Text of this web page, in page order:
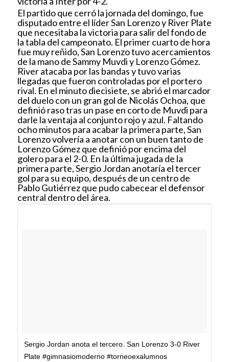
El partido que cerró la jornada del domingo, fue
disputado entre el líder San Lorenzo y River Plate
que necesitaba la victoria para salir del fondo de
la tabla del campeonato. El primer cuarto de hora
fue muy reñido, San Lorenzo tuvo acercamientos
de la mano de Sammy Muvdi y Lorenzo Gómez.
River atacaba por las bandas y tuvo varias
llegadas que fueron controladas por el portero
rival. En el minuto diecisiete, se abrió el marcador
del duelo con un gran gol de Nicolás Ochoa, que
definió raso tras un pase en corto de Muvdi para
darle la ventaja al conjunto rojo y azul. Faltando
ocho minutos para acabar la primera parte, San
Lorenzo volvería a anotar con un buen tanto de
Lorenzo Gómez que definió por encima del
golero para el 2-0. En la última jugada de la
primera parte, Sergio Jordan anotaría el tercer
gol para su equipo, después de un centro de
Pablo Gutiérrez que pudo cabecear el defensor
central dentro del área.
Sergio Jordan anota el tercero. San Lorenzo 3-0 River
Plate #gimnasiomoderno #torneoexalumnos